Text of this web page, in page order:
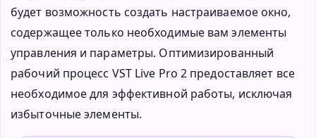
будет возможность создать настраиваемое окно,
содержащее только необходимые вам элементы
управления и параметры. Оптимизированный
рабочий процесс VST Live Pro 2 предоставляет все
необходимое для эффективной работы, исключая
избыточные элементы.